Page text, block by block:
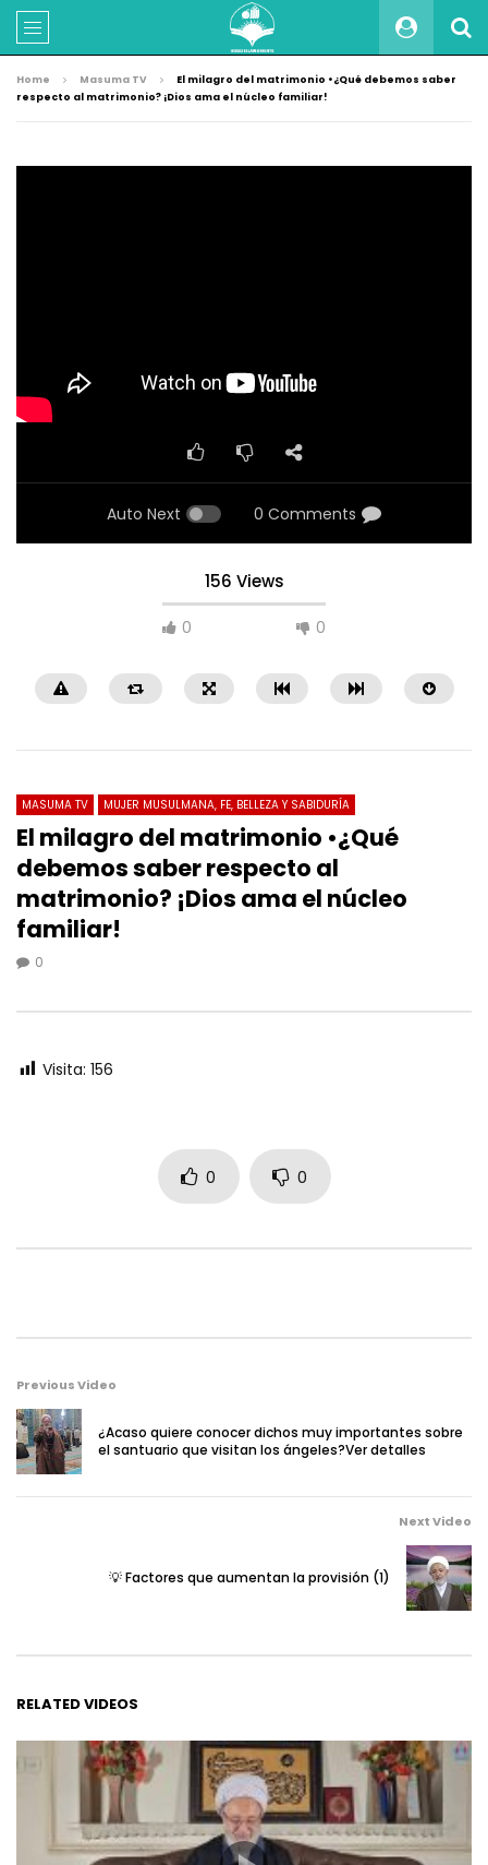
Home Masuma TV
El milagro del matrimonio •¿Qué debemos saber
respecto al matrimonio? ¡Dios ama el núcleo familiar!
Auto Next 0 Comments
156 Views
0 0
27:40
🔴7 Secretos de Ghadir Que No Podrás
18:53
MASUMA TV MUJER MUSULMANA, FE, BELLEZA Y SABIDURÍA
El milagro del matrimonio •¿Qué
debemos saber respecto al
matrimonio? ¡Dios ama el núcleo
familiar!
0
Visita: 156
0 0
Previous Video
¿Acaso quiere conocer dichos muy importantes sobre
el santuario que visitan los ángeles?Ver detalles
Next Video
💡 Factores que aumentan la provisión (1)
RELATED VIDEOS